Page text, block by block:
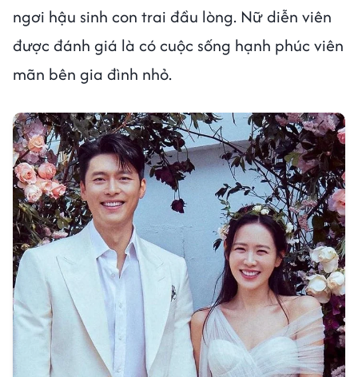
ngơi hậu sinh con trai đầu lòng. Nữ diễn viên
được đánh giá là có cuộc sống hạnh phúc viên
mãn bên gia đình nhỏ.